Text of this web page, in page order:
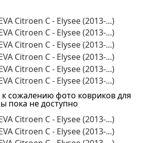
к сожалению фото ковриков для
пока не доступно